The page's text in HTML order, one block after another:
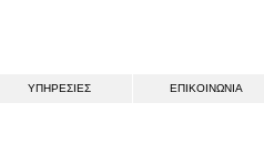
ΥΠΗΡΕΣΙΕΣ ΕΠΙΚΟΙΝΩΝΙΑ